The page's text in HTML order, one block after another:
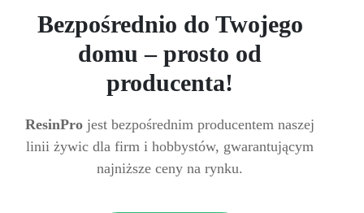
Bezpośrednio do Twojego
domu – prosto od
producenta!
ResinPro jest bezpośrednim producentem naszej
linii żywic dla firm i hobbystów, gwarantującym
najniższe ceny na rynku.